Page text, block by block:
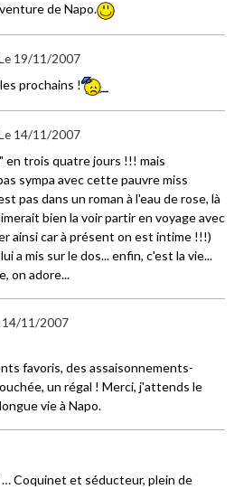
de Napo.
19/11/2007
prochains !
14/11/2007
en trois quatre jours !!! mais
sympa avec cette pauvre miss
pas dans un roman à l'eau de rose, là
bien la voir partir en voyage avec
ainsi car à présent on est intime !!!)
a mis sur le dos... enfin, c'est la vie...
on adore...
14/11/2007
favoris, des assaisonnements-
un régal ! Merci, j'attends le
vie à Napo.
Coquinet et séducteur, plein de